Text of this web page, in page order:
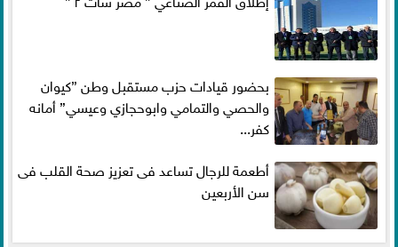
بحضور قيادات حزب مستقبل وطن ”كيوان
والحصي والتمامي وابوحجازي وعيسي” أمانه
كفر...
أطعمة للرجال تساعد فى تعزيز صحة القلب فى
سن الأربعين